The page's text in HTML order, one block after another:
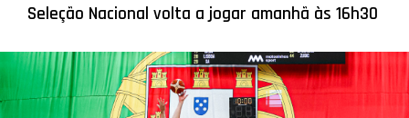
Seleção Nacional volta a jogar amanhã às 16h30